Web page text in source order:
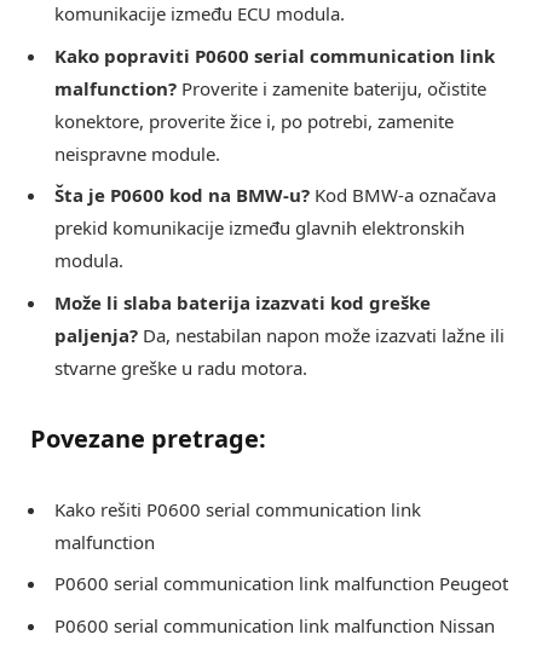
komunikacije između ECU modula.
Kako popraviti P0600 serial communication link
malfunction? Proverite i zamenite bateriju, očistite
konektore, proverite žice i, po potrebi, zamenite
neispravne module.
Šta je P0600 kod na BMW-u? Kod BMW-a označava
prekid komunikacije između glavnih elektronskih
modula.
Može li slaba baterija izazvati kod greške
paljenja? Da, nestabilan napon može izazvati lažne ili
stvarne greške u radu motora.
Povezane pretrage:
Kako rešiti P0600 serial communication link
malfunction
P0600 serial communication link malfunction Peugeot
P0600 serial communication link malfunction Nissan